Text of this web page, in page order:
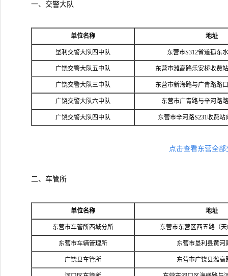
一、交警大队
单位名称 地址
垦利交警大队四中队 东营市S312省道孤东
广饶交警大队五中队 东营市潍高路乐安桥收费
广饶交警大队三中队 东营市新海路与广青路路
广饶交警大队六中队 东营市广青路与辛河路
广饶交警大队四中队 东营市辛河路S231收费站
点击查看东营全
二、车管所
单位名称 地址
东营市车管所西城分所 东营市东营区西五路（天
东营市车辆管理所 东营市垦利县黄河
广饶县车管所 东营市广饶县潍高